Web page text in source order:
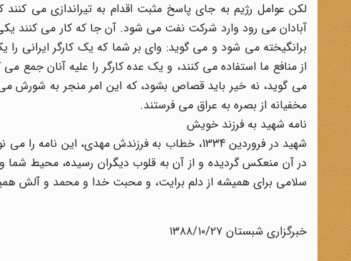
لکن عوامل رژیم به جای پاسخ مثبت اقدام به تیراندازی می
آبادان می رود وارد شرکت نفت می شود. آن جا که کار می کنند
برانگیخته می شود و می گوید: وای بر شما که یک کارگر ایرانی
از منافع ما استفاده می کنند، و یک عده کارگر را علیه آنان
می گوید، نه خیر باید قصاص بشود، که این امر منجر به شورش می
مخفیانه از بصره به عراق می فرستند.
نامه شهید به فرزند خویش
شهید در فروردین 1334، خطاب به فرزندش مهدی،
در آن منعکس گردیده و از آن به قلوب دیگران رسیده، محیط
سلامی برای همیشه از دلم برایت، و محبت خدا و محمد و آلش
خبرگزاری شبستان ۱۳۸۸/۱۰/۲۷